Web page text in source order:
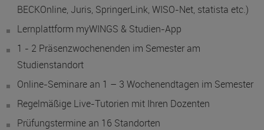
BECKOnline, Juris, SpringerLink, WISO-Net, statista etc.)
Lernplattform myWINGS & Studien­-App
1 - 2 Präsenzwochenenden im Semester am
Studienstandort
Online-Seminare an 1 – 3 Wochenendtagen im Semester
Regelmäßige Live-Tutorien mit Ihren Dozenten
Prüfungstermine an 16 Standorten